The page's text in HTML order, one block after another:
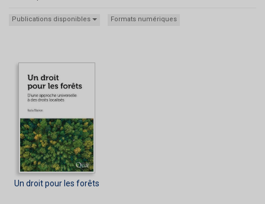
Publications disponibles Formats numériques
Un droit pour les forêts